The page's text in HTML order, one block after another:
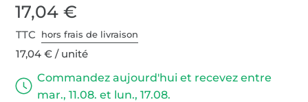
17,04 €
TTC hors frais de livraison
17,04 € / unité
Commandez aujourd'hui et recevez entre
mar., 11.08. et lun., 17.08.